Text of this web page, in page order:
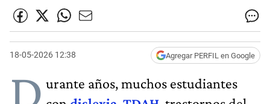
18-05-2026 12:38 Agregar PERFIL en Google
D urante años, muchos estudiantes